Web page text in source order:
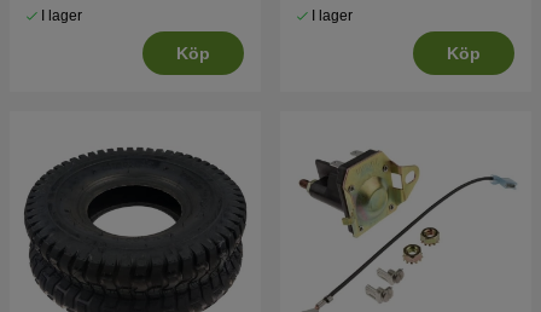
I lager
Köp
I lager
Köp